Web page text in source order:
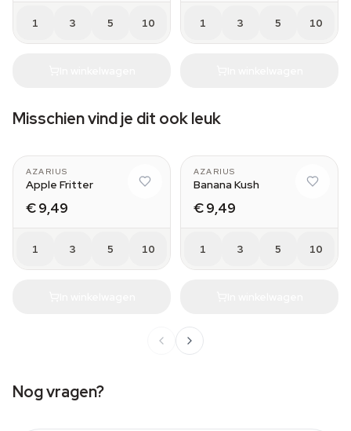
1 3 5 10 1 3 5 10
Misschien vind je dit ook leuk
AZARIUS
Apple Fritter
€ 9,49
1 3 5 10
AZARIUS
Banana Kush
€ 9,49
1 3 5 10
Nog vragen?